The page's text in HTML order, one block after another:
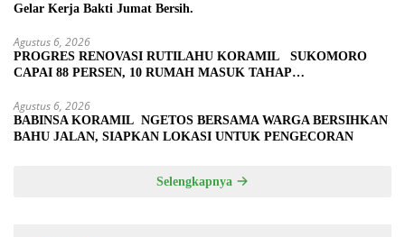
Gelar Kerja Bakti Jumat Bersih.
Agustus 6, 2026
PROGRES RENOVASI RUTILAHU KORAMIL SUKOMORO
CAPAI 88 PERSEN, 10 RUMAH MASUK TAHAP
Agustus 6, 2026
BABINSA KORAMIL NGETOS BERSAMA WARGA BERSIHKAN
BAHU JALAN, SIAPKAN LOKASI UNTUK PENGECORAN
Selengkapnya